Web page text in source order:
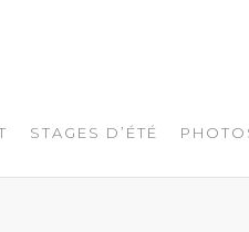
STAGES D’ÉTÉ